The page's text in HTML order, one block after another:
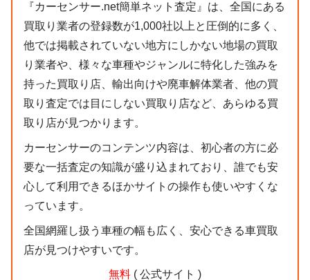
『カーセンサー.net簡単ネット査定』は、全国にある
買取り業者の登録数が1,000社以上と圧倒的に多く、
他では掲載されていない地方にしかない地場の買取
り業者や、様々な車種やジャンルに特化した強みを
持った買取り店、輸出向けや廃車解体業者、他の買
取り査定では目にしない買取り店など、あらゆる買
取り店が見つかります。
カーセンサーのコンテンツ内容は、初心者の方に必
要な一括査定の知識が盛り込まれており、誰でも安
心して利用できるほかサイトの操作も使いやすくな
っています。
全国網羅し扱う車種の幅も広く、安心できる車買取
店が見つけやすいです。
無料 ( 公式サイト )